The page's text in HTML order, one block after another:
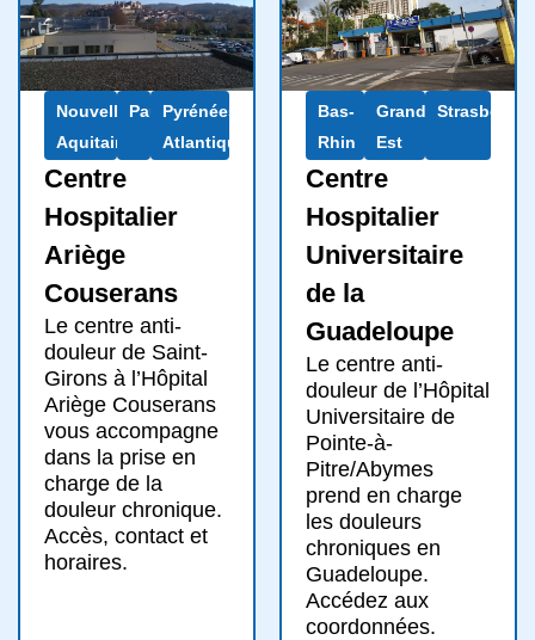
Nouvelle-
Aquitaine
Pau
Pyrénées-
Atlantiques
Centre
Hospitalier
Ariège
Couserans
Le centre anti-
douleur de Saint-
Girons à l’Hôpital
Ariège Couserans
vous accompagne
dans la prise en
charge de la
douleur chronique.
Accès, contact et
horaires.
Bas-
Rhin
Grand
Est
Strasbourg
Centre
Hospitalier
Universitaire
de la
Guadeloupe
Le centre anti-
douleur de l’Hôpital
Universitaire de
Pointe-à-
Pitre/Abymes
prend en charge
les douleurs
chroniques en
Guadeloupe.
Accédez aux
coordonnées.